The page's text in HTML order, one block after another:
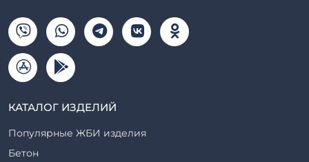
КАТАЛОГ ИЗДЕЛИЙ
Популярные ЖБИ изделия
Бетон